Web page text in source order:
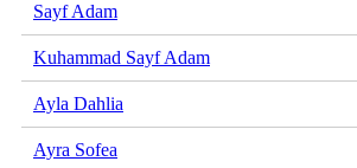
Sayf Adam
Kuhammad Sayf Adam
Ayla Dahlia
Ayra Sofea